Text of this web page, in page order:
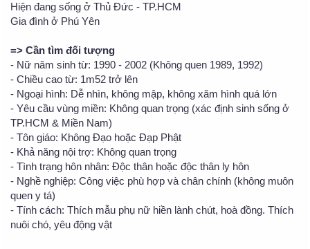
Hiện đang sống ở Thủ Đức - TP.HCM
Gia đình ở Phú Yên
=> Cần tìm đối tượng
- Nữ năm sinh từ: 1990 - 2002 (Không quen 1989, 1992)
- Chiều cao từ: 1m52 trở lên
- Ngoại hình: Dễ nhìn, không mập, không xăm hình quá lớn
- Yêu cầu vùng miền: Không quan trọng (xác định sinh sống ở
TP.HCM & Miền Nam)
- Tôn giáo: Không Đạo hoặc Đạp Phật
- Khả năng nội trợ: Không quan trọng
- Tình trạng hôn nhân: Độc thân hoặc độc thân ly hôn
- Nghề nghiệp: Công việc phù hợp và chân chính (không muôn
quen y tá)
- Tính cách: Thích mẫu phụ nữ hiền lành chút, hoà đồng. Thích
nuôi chó, yêu động vật